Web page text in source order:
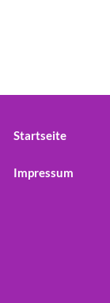
Startseite
Impressum